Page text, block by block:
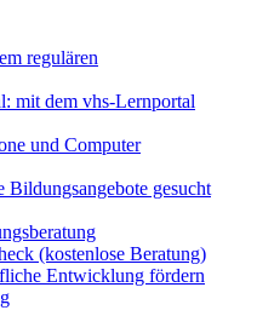
regulären
mit dem vhs-Lernportal
und Computer
gesucht
(kostenlose Beratung)
Entwicklung fördern